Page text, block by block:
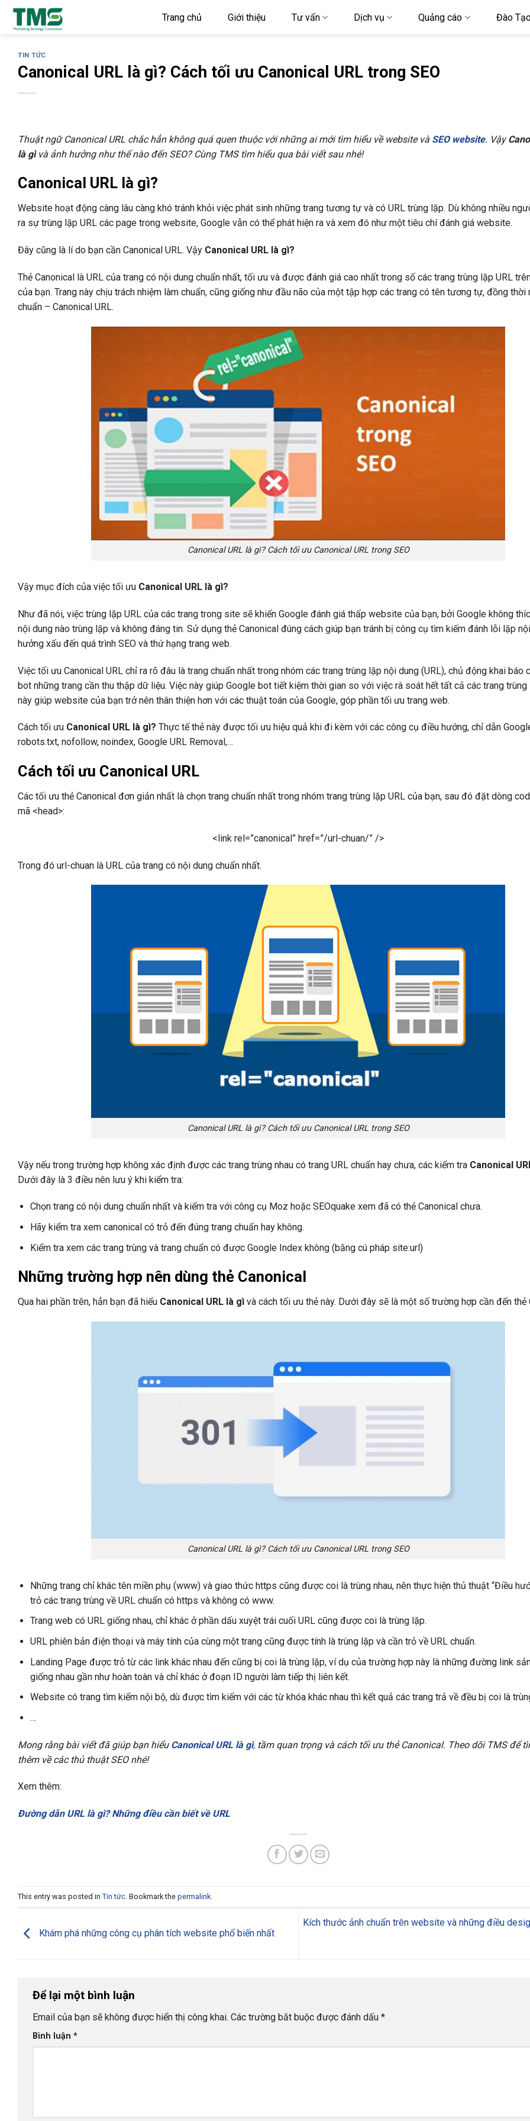
Skip
Trang chủ Giới thiệu Tư vấn Dịch vụ Quảng cáo Đào
TIN TỨC
Canonical URL là gì? Cách tối ưu Canonical URL trong SEO
Thuật ngữ Canonical URL chắc hẳn không quá quen thuộc với những ai mới tìm hiểu về website và SEO website. Vậy
là gìvà ảnh hưởng như thế nào đến SEO? Cùng TMS tìm hiểu qua bài viết sau nhé!
Canonical URL là gì?
Website hoạt động càng lâu càng khó tránh khỏi việc phát sinh những trang tương tự và có URL trùng lặp. Dù không nhiều
ra sự trùng lặp URL các page trong website, Google vẫn có thể phát hiện ra và xem đó như một tiêu chí đánh giá website.
Đây cũng là lí do bạn cần Canonical URL. Vậy Canonical URL là gì?
Thẻ Canonical là URL của trang có nội dung chuẩn nhất, tối ưu và được đánh giá cao nhất trong số các trang trùng lặp URL
của bạn. Trang này chịu trách nhiệm làm chuẩn, cũng giống như đầu não của một tập hợp các trang có tên tương tự, đồng thời
chuẩn – Canonical URL.
Canonical URL là gì? Cách tối ưu Canonical URL trong SEO
Vậy mục đích của việc tối ưu Canonical URL là gì?
Như đã nói, việc trùng lặp URL của các trang trong site sẽ khiến Google đánh giá thấp website của bạn, bởi Google không
nội dung nào trùng lặp và không đáng tin. Sử dụng thẻ Canonical đúng cách giúp bạn tránh bị công cụ tìm kiếm đánh lỗi lặp
hưởng xấu đến quá trình SEO và thứ hạng trang web.
Việc tối ưu Canonical URL chỉ ra rõ đâu là trang chuẩn nhất trong nhóm các trang trùng lặp nội dung (URL), chủ động khai báo
bot những trang cần thu thập dữ liệu. Việc này giúp Google bot tiết kiệm thời gian so với việc rà soát hết tất cả các trang
này giúp website của bạn trở nên thân thiện hơn với các thuật toán của Google, góp phần tối ưu trang web.
Cách tối ưu Canonical URL là gì? Thực tế thẻ này được tối ưu hiệu quả khi đi kèm với các công cụ điều hướng, chỉ dẫn
robots.txt, nofollow, noindex, Google URL Removal,…
Cách tối ưu Canonical URL
Các tối ưu thẻ Canonical đơn giản nhất là chọn trang chuẩn nhất trong nhóm trang trùng lặp URL của bạn, sau đó đặt dòng
mã <head>:
<link rel=”canonical” href=”/url-chuan/” />
Trong đó url-chuan là URL của trang có nội dung chuẩn nhất.
Canonical URL là gì? Cách tối ưu Canonical URL trong SEO
Vậy nếu trong trường hợp không xác định được các trang trùng nhau có trang URL chuẩn hay chưa, các kiểm tra Canonical
Dưới đây là 3 điều nên lưu ý khi kiểm tra:
Chọn trang có nội dung chuẩn nhất và kiểm tra với công cụ Moz hoặc SEOquake xem đã có thẻ Canonical chưa.
Hãy kiểm tra xem canonical có trỏ đến đúng trang chuẩn hay không.
Kiểm tra xem các trang trùng và trang chuẩn có được Google Index không (bằng cú pháp site:url)
Những trường hợp nên dùng thẻ Canonical
Qua hai phần trên, hẳn bạn đã hiểu Canonical URL là gì và cách tối ưu thẻ này. Dưới đây sẽ là một số trường hợp cần đến thẻ
Canonical URL là gì? Cách tối ưu Canonical URL trong SEO
Những trang chỉ khác tên miền phụ (www) và giao thức https cũng được coi là trùng nhau, nên thực hiện thủ thuật “Điều
trỏ các trang trùng về URL chuẩn có https và không có www.
Trang web có URL giống nhau, chỉ khác ở phần dấu xuyệt trái cuối URL cũng được coi là trùng lặp.
URL phiên bản điện thoại và máy tính của cùng một trang cũng được tính là trùng lặp và cần trỏ về URL chuẩn.
Landing Page được trỏ từ các link khác nhau đến cũng bị coi là trùng lặp, ví dụ của trường hợp này là những đường link
giống nhau gần như hoàn toàn và chỉ khác ở đoạn ID người làm tiếp thị liên kết.
Website có trang tìm kiếm nội bộ, dù được tìm kiếm với các từ khóa khác nhau thì kết quả các trang trả về đều bị coi là
…
Mong rằng bài viết đã giúp bạn hiểu Canonical URL là gì, tầm quan trọng và cách tối ưu thẻ Canonical. Theo dõi TMS để
thêm về các thủ thuật SEO nhé!
Xem thêm:
Đường dẫn URL là gì? Những điều cần biết về URL
This entry was posted in Tin tức . Bookmark the permalink
Khám phá những công cụ phân tích website phổ biến nhất
Kích thước ảnh chuẩn trên website và những điều
Để lại một bình luận
Email của bạn sẽ không được hiển thị công khai. Các trường bắt buộc được đánh dấu *
Bình luận *